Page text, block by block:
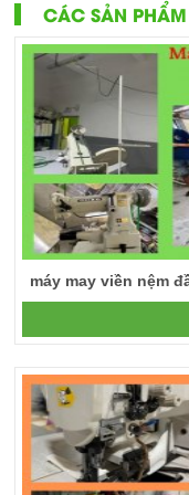
CÁC SẢN
máy may viền nệm